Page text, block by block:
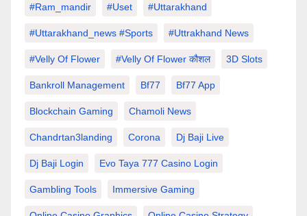
#Ram_mandir #uset #uttarakhand
#Uttarakhand_news #sports #Uttrakhand News
#velly Of Flower #velly Of Flower कौशल 3D Slots
Bankroll Management Bf77 Bf77 App
Blockchain Gaming Chamoli News
Chandrtan3landing Corona Dj Baji Live
Dj Baji Login Evo Taya 777 Casino Login
Gambling Tools Immersive Gaming